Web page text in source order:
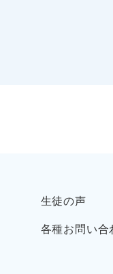
生徒の声
各種お問い合